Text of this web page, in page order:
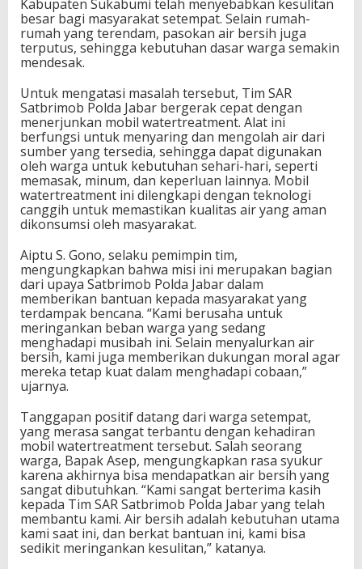
Kabupaten Sukabumi telah menyebabkan kesulitan
besar bagi masyarakat setempat. Selain rumah-
rumah yang terendam, pasokan air bersih juga
terputus, sehingga kebutuhan dasar warga semakin
mendesak.
Untuk mengatasi masalah tersebut, Tim SAR
Satbrimob Polda Jabar bergerak cepat dengan
menerjunkan mobil watertreatment. Alat ini
berfungsi untuk menyaring dan mengolah air dari
sumber yang tersedia, sehingga dapat digunakan
oleh warga untuk kebutuhan sehari-hari, seperti
memasak, minum, dan keperluan lainnya. Mobil
watertreatment ini dilengkapi dengan teknologi
canggih untuk memastikan kualitas air yang aman
dikonsumsi oleh masyarakat.
Aiptu S. Gono, selaku pemimpin tim,
mengungkapkan bahwa misi ini merupakan bagian
dari upaya Satbrimob Polda Jabar dalam
memberikan bantuan kepada masyarakat yang
terdampak bencana. “Kami berusaha untuk
meringankan beban warga yang sedang
menghadapi musibah ini. Selain menyalurkan air
bersih, kami juga memberikan dukungan moral agar
mereka tetap kuat dalam menghadapi cobaan,”
ujarnya.
Tanggapan positif datang dari warga setempat,
yang merasa sangat terbantu dengan kehadiran
mobil watertreatment tersebut. Salah seorang
warga, Bapak Asep, mengungkapkan rasa syukur
karena akhirnya bisa mendapatkan air bersih yang
sangat dibutuhkan. “Kami sangat berterima kasih
kepada Tim SAR Satbrimob Polda Jabar yang telah
membantu kami. Air bersih adalah kebutuhan utama
kami saat ini, dan berkat bantuan ini, kami bisa
sedikit meringankan kesulitan,” katanya.